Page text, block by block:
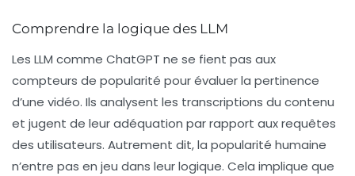
Comprendre la logique des LLM
Les LLM comme ChatGPT ne se fient pas aux
compteurs de popularité pour évaluer la pertinence
d’une vidéo. Ils analysent les transcriptions du contenu
et jugent de leur adéquation par rapport aux requêtes
des utilisateurs. Autrement dit, la popularité humaine
n’entre pas en jeu dans leur logique. Cela implique que